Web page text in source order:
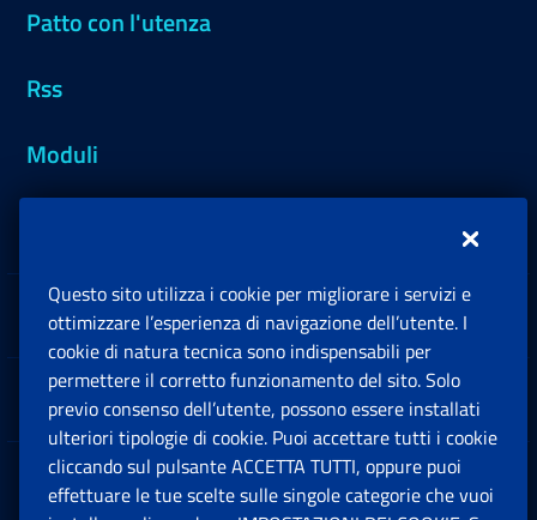
Patto con l'utenza
Rss
Moduli
Sedi e Contatti
Software
Note Legali
Questo sito utilizza i cookie per migliorare i servizi e
ottimizzare l’esperienza di navigazione dell’utente. I
cookie di natura tecnica sono indispensabili per
permettere il corretto funzionamento del sito. Solo
previo consenso dell’utente, possono essere installati
ulteriori tipologie di cookie. Puoi accettare tutti i cookie
cliccando sul pulsante ACCETTA TUTTI, oppure puoi
effettuare le tue scelte sulle singole categorie che vuoi